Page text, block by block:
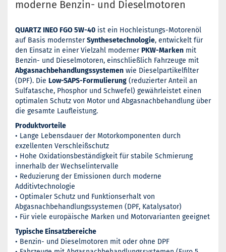
moderne Benzin- und Dieselmotoren
QUARTZ INEO FGO 5W-40 ist ein Hochleistungs-Motorenöl
auf Basis modernsterSynthesetechnologie, entwickelt für
den Einsatz in einer Vielzahl modernerPKW-Marken mit
Benzin- und Dieselmotoren, einschließlich Fahrzeuge mit
Abgasnachbehandlungssystemen wie Dieselpartikelfilter
(DPF). Die Low-SAPS-Formulierung (reduzierter Anteil an
Sulfatasche, Phosphor und Schwefel) gewährleistet einen
optimalen Schutz von Motor und Abgasnachbehandlung über
die gesamte Laufleistung.
Produktvorteile
• Lange Lebensdauer der Motorkomponenten durch
exzellenten Verschleißschutz
• Hohe Oxidationsbeständigkeit für stabile Schmierung
innerhalb der Wechselintervalle
• Reduzierung der Emissionen durch moderne
Additivtechnologie
• Optimaler Schutz und Funktionserhalt von
Abgasnachbehandlungssystemen (DPF, Katalysator)
• Für viele europäische Marken und Motorvarianten geeignet
Typische Einsatzbereiche
• Benzin- und Dieselmotoren mit oder ohne DPF